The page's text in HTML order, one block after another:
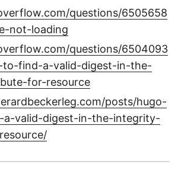
questions/6505658
not-loading
questions/6504093
to-find-a-valid-digest-in-the-
for-resource
posts/hugo-
valid-digest-in-the-integrity-